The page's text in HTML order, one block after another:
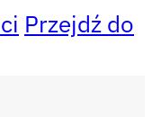
Przejdź do